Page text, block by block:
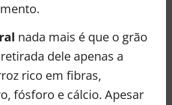
nada mais é que o grão
dele apenas a
rico em fibras,
fósforo e cálcio. Apesar